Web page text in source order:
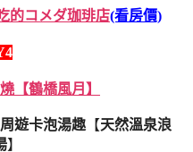
的コメダ珈琲店(看房價)
【鶴橋風月】
遊卡泡湯趣 【天然溫泉浪
】